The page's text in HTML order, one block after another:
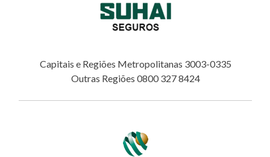
Capitais e Regiões Metropolitanas 3003-0335
Outras Regiões 0800 327 8424